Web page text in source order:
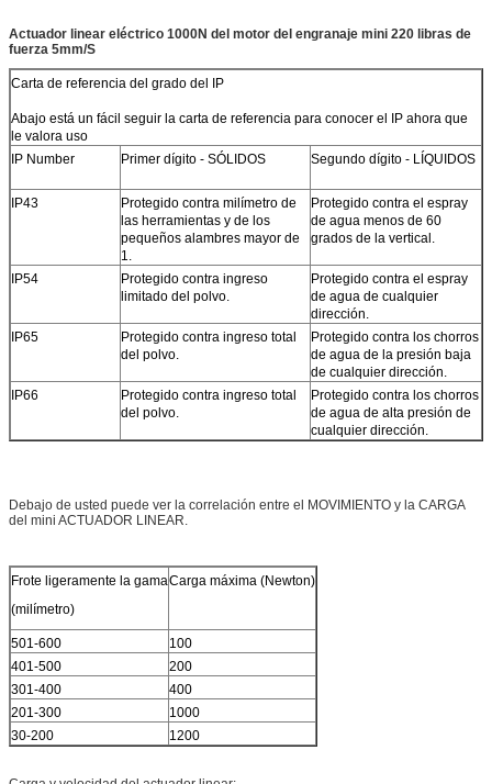
Actuador linear eléctrico 1000N del motor del engranaje mini 220 libras de
fuerza 5mm/S
Carta de referencia del grado del IP
Abajo está un fácil seguir la carta de referencia para conocer el IP ahora que
le valora uso
IP Number
Primer dígito - SÓLIDOS Segundo dígito - LÍQUIDOS
IP43
Protegido contra milímetro de
las herramientas y de los
pequeños alambres mayor de
1.
Protegido contra el espray
de agua menos de 60
grados de la vertical.
IP54
Protegido contra ingreso
limitado del polvo.
Protegido contra el espray
de agua de cualquier
dirección.
IP65
Protegido contra ingreso total
del polvo.
Protegido contra los chorros
de agua de la presión baja
de cualquier dirección.
IP66
Protegido contra ingreso total
del polvo.
Protegido contra los chorros
de agua de alta presión de
cualquier dirección.
Debajo de usted puede ver la correlación entre el MOVIMIENTO y la CARGA
del mini ACTUADOR LINEAR.
Frote ligeramente la gama
(milímetro)
Carga máxima (Newton)
501-600
100
401-500
200
301-400
400
201-300
1000
30-200
1200